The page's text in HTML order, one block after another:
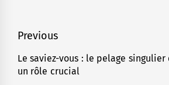
Navigation
de
l’article
Previous
Previous
post:
Le saviez-vous : le pelage singulier
un rôle crucial